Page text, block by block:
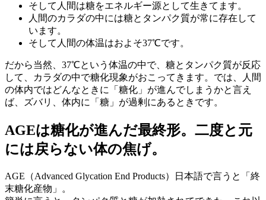
そして人間は糖をエネルギー源として生きてます。
人間のカラダの中には糖とタンパク質が常に存在して
います。
そして人間の体温はおよそ37℃です。
だから当然、37℃という体温の中で、糖とタンパク質が反応
して、カラダの中で糖化現象がおこってきます。では、人間
の体内ではどんなときに「糖化」が進んでしまうかと言え
ば、ズバリ、体内に「糖」が過剰にあるときです。
AGEは糖化が進んだ最終形。二度と元
には戻らない体の焦げ。
AGE（Advanced Glycation End Products）日本語で言うと「終
末糖化産物」。